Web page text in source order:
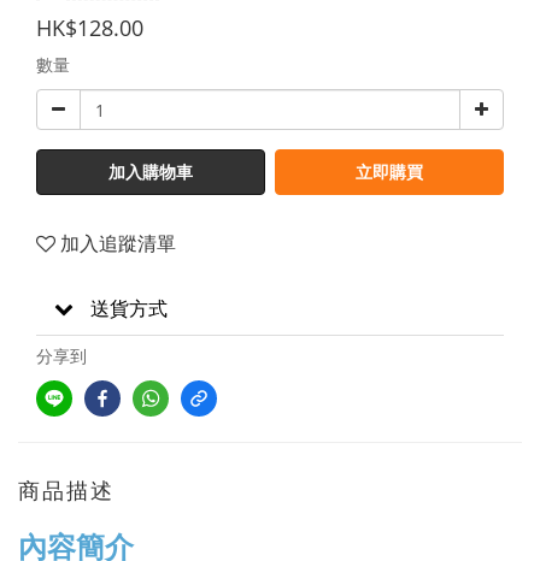
HK$128.00
數量
加入購物車 立即購買
加入追蹤清單
送貨方式
分享到
商品描述
內容簡介